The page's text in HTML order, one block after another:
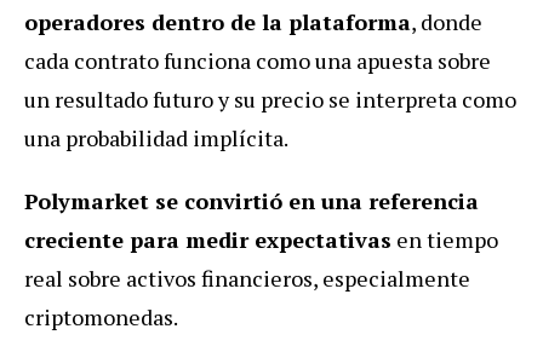
operadores dentro de la plataforma, donde
cada contrato funciona como una apuesta sobre
un resultado futuro y su precio se interpreta como
una probabilidad implícita.
Polymarket se convirtió en una referencia
creciente para medir expectativas en tiempo
real sobre activos financieros, especialmente
criptomonedas.